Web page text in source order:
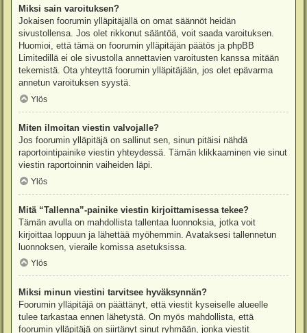
Miksi sain varoituksen?
Jokaisen foorumin ylläpitäjällä on omat säännöt heidän
sivustollensa. Jos olet rikkonut sääntöä, voit saada varoituksen.
Huomioi, että tämä on foorumin ylläpitäjän päätös ja phpBB
Limitedillä ei ole sivustolla annettavien varoitusten kanssa mitään
tekemistä. Ota yhteyttä foorumin ylläpitäjään, jos olet epävarma
annetun varoituksen syystä.
Ylös
Miten ilmoitan viestin valvojalle?
Jos foorumin ylläpitäjä on sallinut sen, sinun pitäisi nähdä
raportointipainike viestin yhteydessä. Tämän klikkaaminen vie sinut
viestin raportoinnin vaiheiden läpi.
Ylös
Mitä “Tallenna”-painike viestin kirjoittamisessa tekee?
Tämän avulla on mahdollista tallentaa luonnoksia, jotka voit
kirjoittaa loppuun ja lähettää myöhemmin. Avataksesi tallennetun
luonnoksen, vieraile komissa asetuksissa.
Ylös
Miksi minun viestini tarvitsee hyväksynnän?
Foorumin ylläpitäjä on päättänyt, että viestit kyseiselle alueelle
tulee tarkastaa ennen lähetystä. On myös mahdollista, että
foorumin ylläpitäjä on siirtänyt sinut ryhmään, jonka viestit